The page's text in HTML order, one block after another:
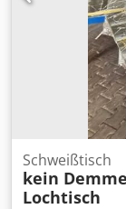
abgebildet)
Schweißtisch
kein
Lochtisch